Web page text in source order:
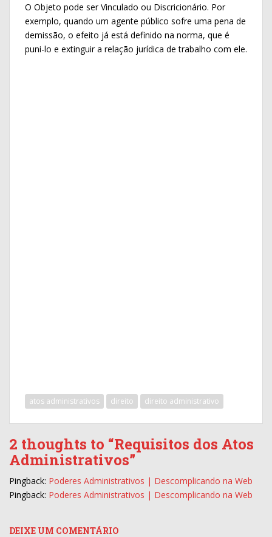
O Objeto pode ser Vinculado ou Discricionário. Por
exemplo, quando um agente público sofre uma pena de
demissão, o efeito já está definido na norma, que é
puni-lo e extinguir a relação jurídica de trabalho com ele.
atos administrativos direito direito administrativo
2 thoughts to “Requisitos dos Atos
Administrativos”
Pingback: Poderes Administrativos | Descomplicando na Web
Pingback: Poderes Administrativos | Descomplicando na Web
DEIXE UM COMENTÁRIO